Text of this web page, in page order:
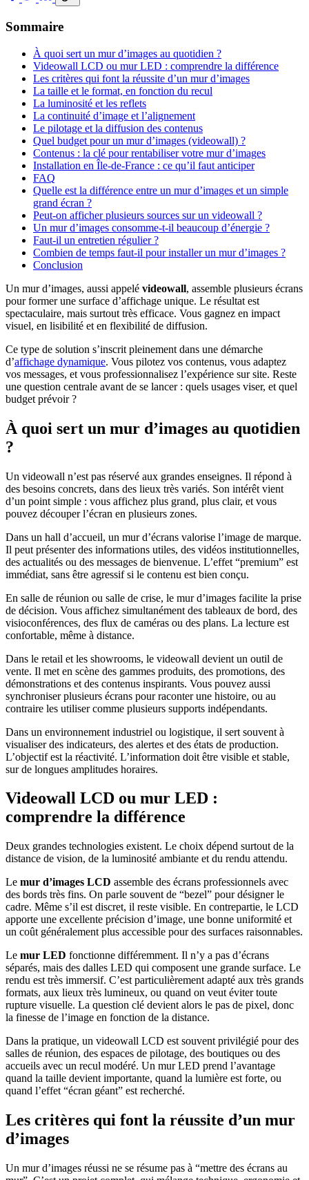
Sommaire
À quoi sert un mur d’images au quotidien ?
Videowall LCD ou mur LED : comprendre la différence
Les critères qui font la réussite d’un mur d’images
La taille et le format, en fonction du recul
La luminosité et les reflets
La continuité d’image et l’alignement
Le pilotage et la diffusion des contenus
Quel budget pour un mur d’images (videowall) ?
Contenus : la clé pour rentabiliser votre mur d’images
Installation en Île-de-France : ce qu’il faut anticiper
FAQ
Quelle est la différence entre un mur d’images et un simple
grand écran ?
Peut-on afficher plusieurs sources sur un videowall ?
Un mur d’images consomme-t-il beaucoup d’énergie ?
Faut-il un entretien régulier ?
Combien de temps faut-il pour installer un mur d’images ?
Conclusion
Un mur d’images, aussi appelé videowall, assemble plusieurs écrans
pour former une surface d’affichage unique. Le résultat est
spectaculaire, mais surtout très efficace. Vous gagnez en impact
visuel, en lisibilité et en flexibilité de diffusion.
Ce type de solution s’inscrit pleinement dans une démarche
d’affichage dynamique. Vous pilotez vos contenus, vous adaptez
vos messages, et vous professionnalisez l’expérience sur site. Reste
une question centrale avant de se lancer : quels usages viser, et quel
budget prévoir ?
À quoi sert un mur d’images au quotidien
?
Un videowall n’est pas réservé aux grandes enseignes. Il répond à
des besoins concrets, dans des lieux très variés. Son intérêt vient
d’un point simple : vous affichez plus grand, plus clair, et vous
pouvez découper l’écran en plusieurs zones.
Dans un hall d’accueil, un mur d’écrans valorise l’image de marque.
Il peut présenter des informations utiles, des vidéos institutionnelles,
des actualités ou des messages de bienvenue. L’effet “premium” est
immédiat, sans être agressif si le contenu est bien conçu.
En salle de réunion ou salle de crise, le mur d’images facilite la prise
de décision. Vous affichez simultanément des tableaux de bord, des
visioconférences, des flux de caméras ou des plans. La lecture est
confortable, même à distance.
Dans le retail et les showrooms, le videowall devient un outil de
vente. Il met en scène des gammes produits, des promotions, des
démonstrations et des contenus inspirants. Vous pouvez aussi
synchroniser plusieurs écrans pour raconter une histoire, ou au
contraire les utiliser comme plusieurs supports indépendants.
Dans un environnement industriel ou logistique, il sert souvent à
visualiser des indicateurs, des alertes et des états de production.
L’objectif est la réactivité. L’information doit être visible et stable,
sur de longues amplitudes horaires.
Videowall LCD ou mur LED :
comprendre la différence
Deux grandes technologies existent. Le choix dépend surtout de la
distance de vision, de la luminosité ambiante et du rendu attendu.
Le mur d’images LCD assemble des écrans professionnels avec
des bords très fins. On parle souvent de “bezel” pour désigner le
cadre. Même s’il est discret, il reste visible. En contrepartie, le LCD
apporte une excellente précision d’image, une bonne uniformité et
un coût généralement plus accessible pour des surfaces raisonnables.
Le mur LED fonctionne différemment. Il n’y a pas d’écrans
séparés, mais des dalles LED qui composent une grande surface. Le
rendu est très immersif. C’est particulièrement adapté aux très grands
formats, aux lieux très lumineux, ou quand on veut éviter toute
rupture visuelle. La question clé devient alors le pas de pixel, donc
la finesse de l’image en fonction de la distance.
Dans la pratique, un videowall LCD est souvent privilégié pour des
salles de réunion, des espaces de pilotage, des boutiques ou des
accueils avec un recul modéré. Un mur LED prend l’avantage
quand la taille devient importante, quand la lumière est forte, ou
quand l’effet “écran géant” est recherché.
Les critères qui font la réussite d’un mur
d’images
Un mur d’images réussi ne se résume pas à “mettre des écrans au